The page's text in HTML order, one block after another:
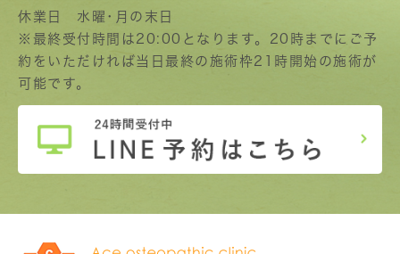
休業日 水曜･月の末日
※最終受付時間は20:00となります。20時までにご予
約をいただければ当日最終の施術枠21時開始の施術が
可能です。